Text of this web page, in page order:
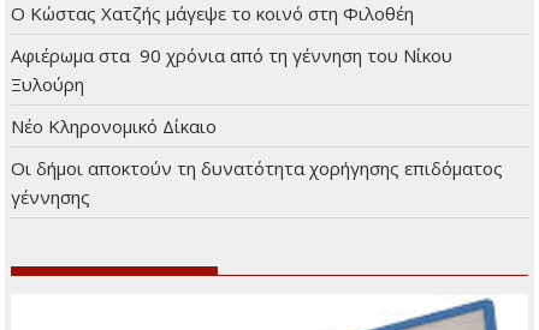
Ο Κώστας Χατζής μάγεψε το κοινό στη Φιλοθέη
Αφιέρωμα στα 90 χρόνια από τη γέννηση του Νίκου
Ξυλούρη
Νέο Κληρονομικό Δίκαιο
Οι δήμοι αποκτούν τη δυνατότητα χορήγησης επιδόματος
γέννησης